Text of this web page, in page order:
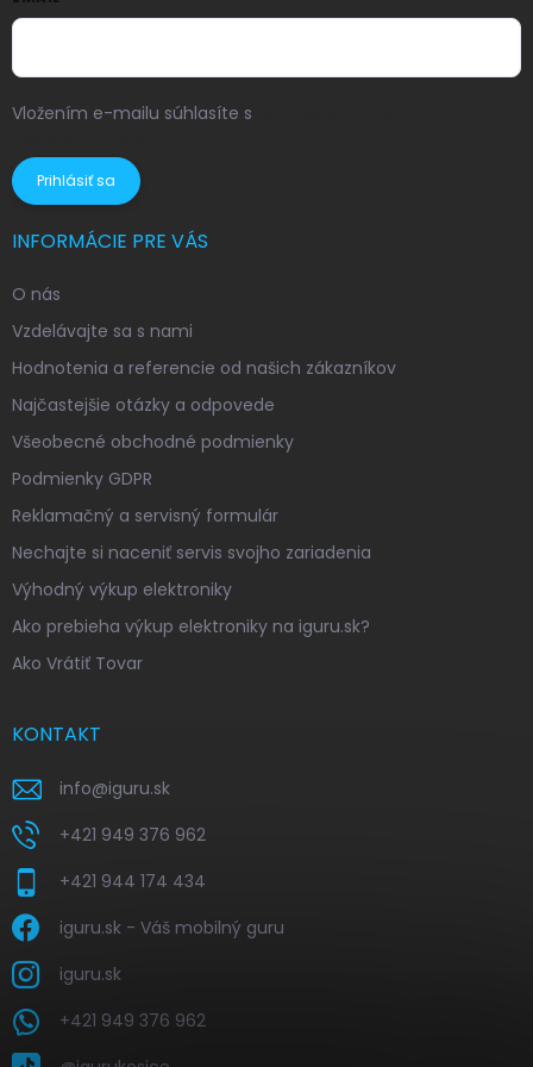
Vložením e-mailu súhlasíte s
Prihlásiť sa
INFORMÁCIE PRE VÁS
O nás
Vzdelávajte sa s nami
Hodnotenia a referencie od našich zákazníkov
Najčastejšie otázky a odpovede
Všeobecné obchodné podmienky
Podmienky GDPR
Reklamačný a servisný formulár
Nechajte si naceniť servis svojho zariadenia
Výhodný výkup elektroniky
Ako prebieha výkup elektroniky na iguru.sk?
Ako Vrátiť Tovar
KONTAKT
info@iguru.sk
+421 949 376 962
+421 944 174 434
iguru.sk - Váš mobilný guru
iguru.sk
+421 949 376 962